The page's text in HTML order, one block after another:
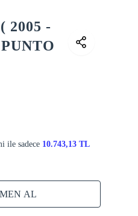
2005 -
ile sadece 10.743,13 TL
AL